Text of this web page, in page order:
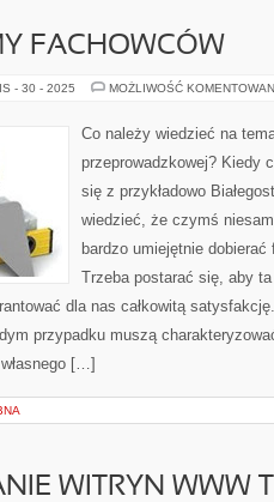
FACHOWCÓW
- 30 - 2025 MOŻLIWOŚĆ
Co należy wiedzieć na
przeprowadzkowej? Kiedy
się z przykładowo
wiedzieć, że czymś
bardzo umiejętnie
Trzeba postarać się, aby
dla nas całkowitą
przypadku muszą
[…]
WITRYN WWW